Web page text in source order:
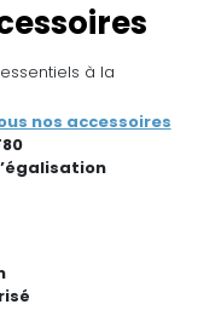
à la
nos accessoires